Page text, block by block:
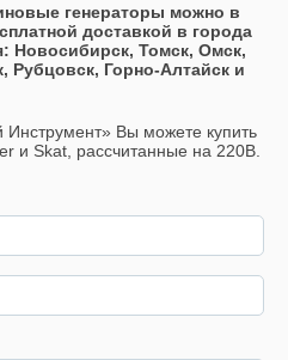
генераторы можно в
доставкой в города
Новосибирск, Томск, Омск,
Рубцовск, Горно-Алтайск и
Инструмент» Вы можете купить
и Skat, рассчитанные на 220В.